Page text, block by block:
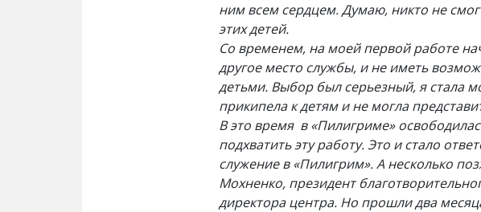
ним всем сердцем. Думаю, никто не
этих детей.
Со временем, на моей первой работе
другое место службы, и не иметь
детьми. Выбор был серьезный, я стала
прикипела к детям и не могла
В это время в «Пилигриме»
подхватить эту работу. Это и стало
служение в «Пилигрим». А несколько
Мохненко, президент
директора центра. Но прошли два